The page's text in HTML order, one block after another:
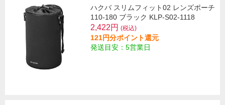
ハクバ スリムフィット02 レンズポーチ
110-180 ブラック KLP-S02-1118
2,422円 (税込)
121円分ポイント還元
発送目安：5営業日